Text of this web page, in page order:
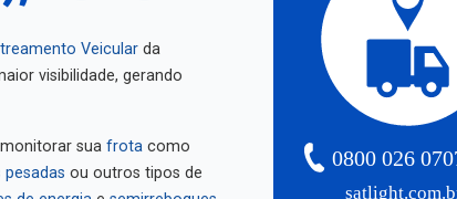
Veicular
da
visibilidade, gerando
sua frota
pesadas
ou outros tipos de
de energia semirreboques satlight.com.br
0800 026